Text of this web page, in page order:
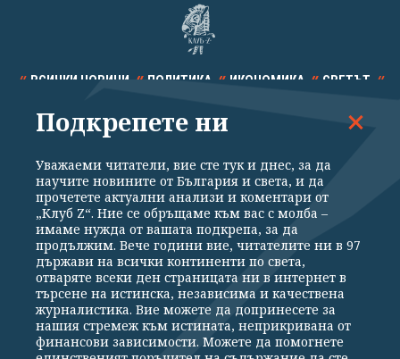
ВСИЧКИ НОВИНИ ПОЛИТИКА ИКОНОМИКА СВЕТЪТ
СПОРТ КУЛТУРА ТЕХНОЛОГИИ КАЛЕЙДОСКОП
Общи условия
Политика за поверителност
Реклама
Партньори Контакти
За Клуб Z
Екип
Подкрепете ни
Подкрепете ни
Уважаеми читатели, вие сте тук и днес, за да
научите новините от България и света, и да
прочетете актуални анализи и коментари от
„Клуб Z“. Ние се обръщаме към вас с молба –
имаме нужда от вашата подкрепа, за да
продължим. Вече години вие, читателите ни в 97
държави на всички континенти по света,
отваряте всеки ден страницата ни в интернет в
търсене на истинска, независима и качествена
журналистика. Вие можете да допринесете за
нашия стремеж към истината, неприкривана от
финансови зависимости. Можете да помогнете